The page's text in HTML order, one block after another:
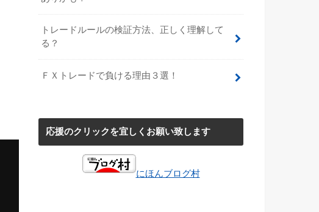
トレードルールの検証方法、正しく理解して
る？
ＦＸトレードで負ける理由３選！
応援のクリックを宜しくお願い致します
にほんブログ村